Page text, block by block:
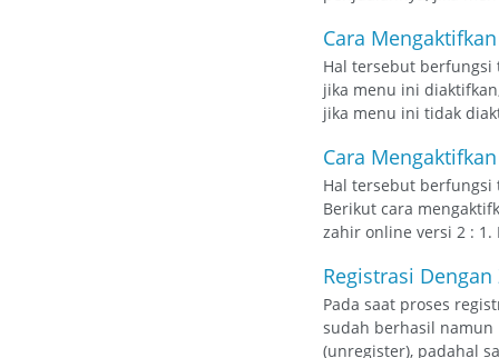
Cara
Hal tersebut berfungsi
jika menu ini
jika menu ini tidak
Cara
Hal tersebut
Berikut cara
zahir online versi 2 : 1.
Registrasi
Pada saat proses
sudah berhasil
(unregister), padahal